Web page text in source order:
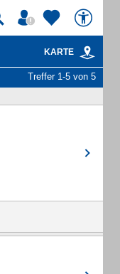
KARTE
Treffer 1-5 von 5